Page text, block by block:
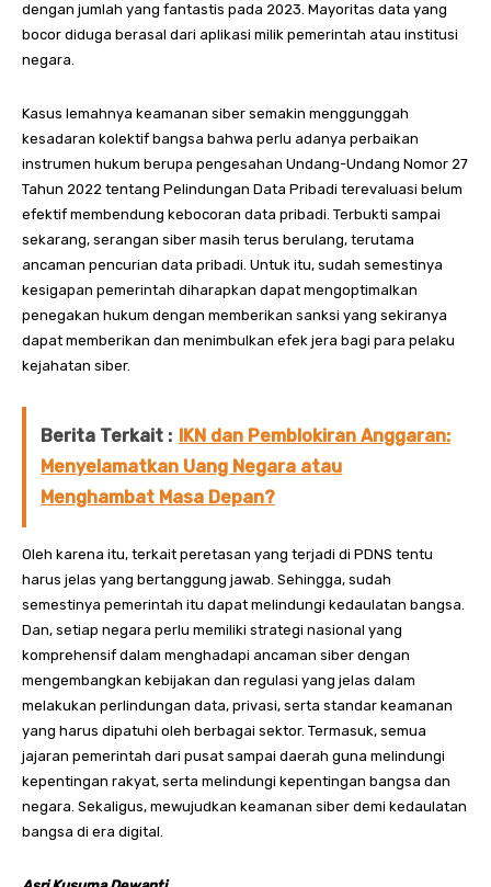
dengan jumlah yang fantastis pada 2023. Mayoritas data yang
bocor diduga berasal dari aplikasi milik pemerintah atau institusi
negara.
Kasus lemahnya keamanan siber semakin menggunggah
kesadaran kolektif bangsa bahwa perlu adanya perbaikan
instrumen hukum berupa pengesahan Undang-Undang Nomor 27
Tahun 2022 tentang Pelindungan Data Pribadi terevaluasi belum
efektif membendung kebocoran data pribadi. Terbukti sampai
sekarang, serangan siber masih terus berulang, terutama
ancaman pencurian data pribadi. Untuk itu, sudah semestinya
kesigapan pemerintah diharapkan dapat mengoptimalkan
penegakan hukum dengan memberikan sanksi yang sekiranya
dapat memberikan dan menimbulkan efek jera bagi para pelaku
kejahatan siber.
Berita Terkait : IKN dan Pemblokiran Anggaran:
Menyelamatkan Uang Negara atau
Menghambat Masa Depan?
Oleh karena itu, terkait peretasan yang terjadi di PDNS tentu
harus jelas yang bertanggung jawab. Sehingga, sudah
semestinya pemerintah itu dapat melindungi kedaulatan bangsa.
Dan, setiap negara perlu memiliki strategi nasional yang
komprehensif dalam menghadapi ancaman siber dengan
mengembangkan kebijakan dan regulasi yang jelas dalam
melakukan perlindungan data, privasi, serta standar keamanan
yang harus dipatuhi oleh berbagai sektor. Termasuk, semua
jajaran pemerintah dari pusat sampai daerah guna melindungi
kepentingan rakyat, serta melindungi kepentingan bangsa dan
negara. Sekaligus, mewujudkan keamanan siber demi kedaulatan
bangsa di era digital.